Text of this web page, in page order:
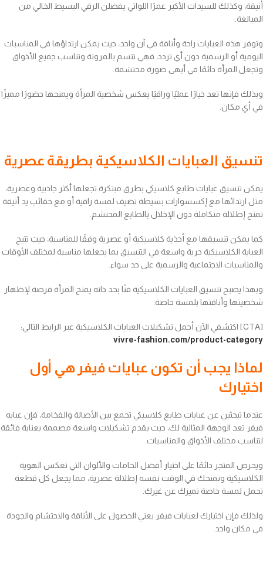
أنيقة، وكذلك للسيدات الأكبر عمرًا اللواتي يفضلن الرقي البسيط الخالي من
المبالغة.
وتوفر هذه العبايات راحة وأناقة في آن واحد، حيث يمكن ارتداؤها في المناسبات
اليومية أو الرسمية دون أي تردد، فهي تتسم بالمرونة وتناسب جميع الأذواق
وتجعل المرأة دائمًا في أبهى صورة محتشمة.
وبذلك فإنها تعد خيارًا عمليًا وراقيًا يعكس شخصية المرأة ويمنحها حضورًا مميزًا
في أي مكان.
تنسيق العبايات الكلاسيكية بطريقة عصرية
يمكن تنسيق عبايات طابع كلاسيكي بطرق مبتكرة تجعلها أكثر جاذبية وعصرية،
مثل ارتدائها مع إكسسوارات بسيطة تضيف لمسة راقية أو مع حقائب يد أنيقة
تمنح إطلالة متكاملة دون الإخلال بالطابع المحتشم.
كما يمكن تنسيقها مع أحذية كلاسيكية أو عصرية وفقًا للمناسبة، حيث تتيح
العباية الكلاسيكية حرية واسعة في التنسيق بما يجعلها مناسبة لمختلف الأوقات
والمناسبات الاجتماعية والرسمية على حد سواء.
وبهذا يصبح تنسيق العبايات الكلاسيكية فنًا بحد ذاته يمنح المرأة فرصة لإظهار
شخصيتها وأناقتها بلمسة خاصة.
[CTA] اكتشفي الآن أجمل تشكيلات العبايات الكلاسيكية عبر الرابط التالي:
vivre-fashion.com/product-category
لماذا يجب أن تكون عبايات فيفر هي أول
اختيارك
عندما تبحثين عن عبايات طابع كلاسيكي تجمع بين الأصالة والفخامة، فإن عبايه
فيفر تعد الوجهة المثالية لك، حيث يقدم تشكيلات واسعة مصممة بعناية فائقة
لتناسب مختلف الأذواق والمناسبات.
ويحرص المتجر دائمًا على اختيار أفضل الخامات والألوان التي تعكس الهوية
الكلاسيكية وتمنحك في الوقت نفسه إطلالة عصرية، مما يجعل كل قطعة
تحمل لمسة خاصة تميزك عن غيرك.
ولذلك فإن اختيارك لعبايات فيفر يعني الحصول على الأناقة والاحتشام والجودة
في مكان واحد.